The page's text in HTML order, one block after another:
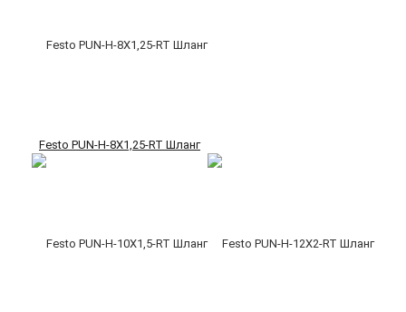
Festo PUN-H-8X1,25-RT Шланг